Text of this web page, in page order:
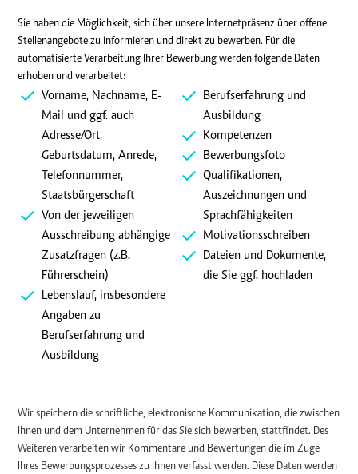
Sie haben die Möglichkeit, sich über unsere Internetpräsenz über offene
Stellenangebote zu informieren und direkt zu bewerben. Für die
automatisierte Verarbeitung Ihrer Bewerbung werden folgende Daten
erhoben und verarbeitet:
Vorname, Nachname, E-
Mail und ggf. auch
Adresse/Ort,
Geburtsdatum, Anrede,
Telefonnummer,
Staatsbürgerschaft
Von der jeweiligen
Ausschreibung abhängige
Zusatzfragen (z.B.
Führerschein)
Lebenslauf, insbesondere
Angaben zu
Berufserfahrung und
Ausbildung
Berufserfahrung und
Ausbildung
Kompetenzen
Bewerbungsfoto
Qualifikationen,
Auszeichnungen und
Sprachfähigkeiten
Motivationsschreiben
Dateien und Dokumente,
die Sie ggf. hochladen
Wir speichern die schriftliche, elektronische Kommunikation, die zwischen
Ihnen und dem Unternehmen für das Sie sich bewerben, stattfindet. Des
Weiteren verarbeiten wir Kommentare und Bewertungen die im Zuge
Ihres Bewerbungsprozesses zu Ihnen verfasst werden. Diese Daten werden